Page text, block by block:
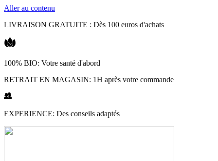
Aller au contenu
LIVRAISON GRATUITE : Dès 100 euros d'achats
100% BIO: Votre santé d'abord
RETRAIT EN MAGASIN: 1H après votre commande
EXPERIENCE: Des conseils adaptés